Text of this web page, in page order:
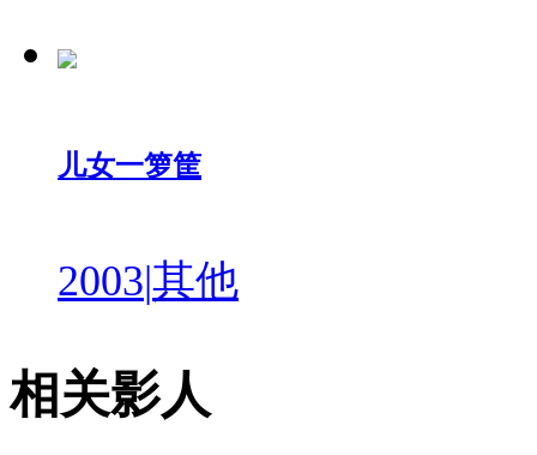
儿女一箩筐
2003|其他
相关影人